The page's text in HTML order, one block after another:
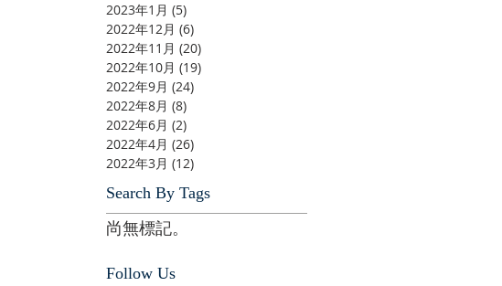
2023年1月 (5)
2022年12月 (6)
2022年11月 (20)
2022年10月 (19)
2022年9月 (24)
2022年8月 (8)
2022年6月 (2)
2022年4月 (26)
2022年3月 (12)
Search By Tags
尚無標記。
Follow Us